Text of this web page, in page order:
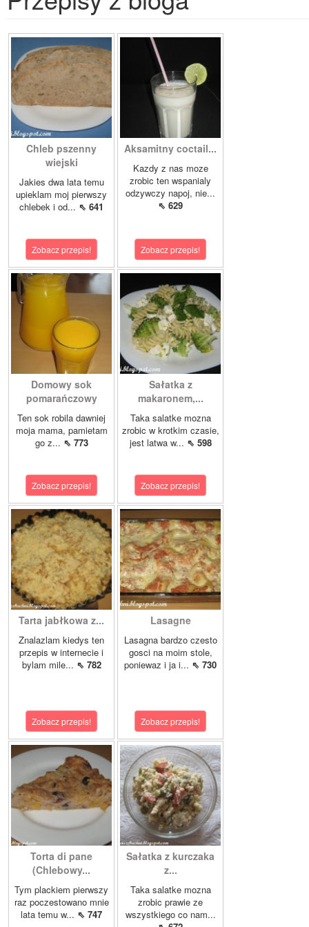
Chleb pszenny
wiejski
Jakies dwa lata temu
upieklam moj pierwszy
chlebek i od... ⇖ 641
Zobacz przepis!
Aksamitny coctail...
Kazdy z nas moze
zrobic ten wspanialy
odzywczy napoj, nie...
⇖ 629
Zobacz przepis!
Domowy sok
pomarańczowy
Ten sok robila dawniej
moja mama, pamietam
go z... ⇖ 773
Zobacz przepis!
Sałatka z
makaronem,...
Taka salatke mozna
zrobic w krotkim czasie,
jest latwa w... ⇖ 598
Zobacz przepis!
Tarta jabłkowa z...
Znalazlam kiedys ten
przepis w internecie i
bylam mile... ⇖ 782
Zobacz przepis!
Lasagne
Lasagna bardzo czesto
gosci na moim stole,
poniewaz i ja i... ⇖ 730
Zobacz przepis!
Torta di pane
(Chlebowy...
Tym plackiem pierwszy
raz poczestowano mnie
lata temu w... ⇖ 747
Sałatka z kurczaka
z...
Taka salatke mozna
zrobic prawie ze
wszystkiego co nam...